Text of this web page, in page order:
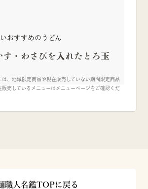
おすすめのうどん
す・わさびを入れたとろ玉
は、地域限定商品や現在販売していない期間限定商品
販売しているメニューはメニューページをご確認くだ
職人名鑑TOPに戻る